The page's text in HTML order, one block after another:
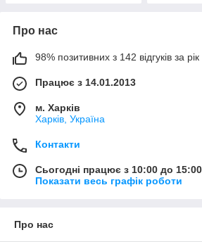
Про нас
98% позитивних з 142 відгуків за рік
Працює з 14.01.2013
м. Харків
Харків, Україна
Контакти
Сьогодні працює з 10:00 до 15:00
Показати весь графік роботи
Про нас